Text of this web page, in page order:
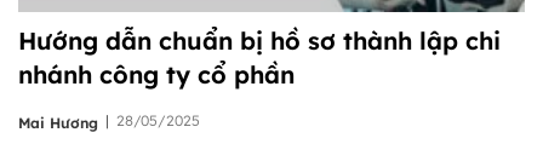
Hướng dẫn chuẩn bị hồ sơ thành lập chi
nhánh công ty cổ phần
Mai Hương | 28/05/2025